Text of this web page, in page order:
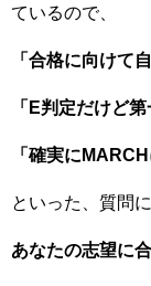
ているので、
「合格に向けて
「E判定だけど
「確実に
といった、質問
あなたの志望に